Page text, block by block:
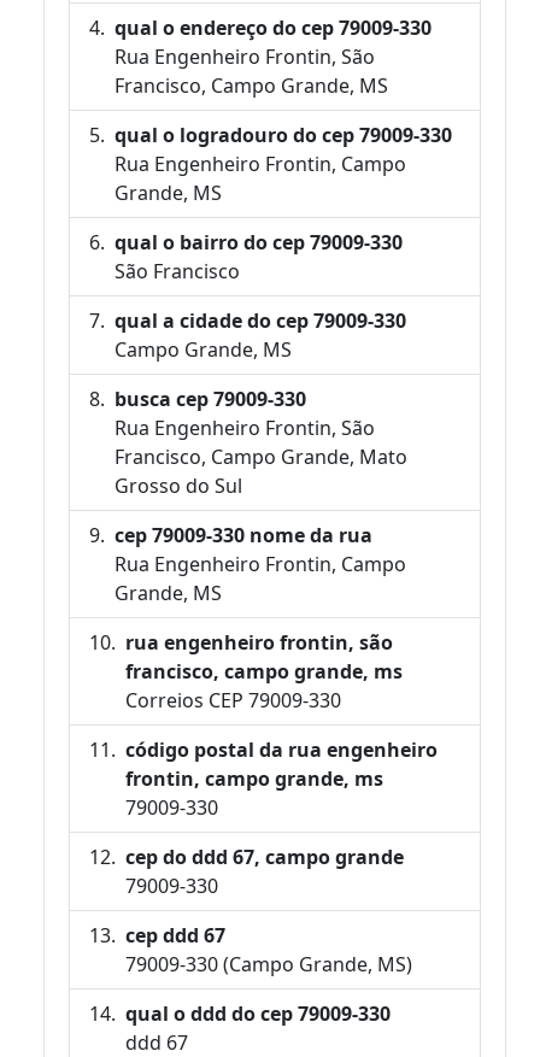
qual o endereço do cep 79009-330
Rua Engenheiro Frontin, São
Francisco, Campo Grande, MS
qual o logradouro do cep 79009-330
Rua Engenheiro Frontin, Campo
Grande, MS
qual o bairro do cep 79009-330
São Francisco
qual a cidade do cep 79009-330
Campo Grande, MS
busca cep 79009-330
Rua Engenheiro Frontin, São
Francisco, Campo Grande, Mato
Grosso do Sul
cep 79009-330 nome da rua
Rua Engenheiro Frontin, Campo
Grande, MS
rua engenheiro frontin, são
francisco, campo grande, ms
Correios CEP 79009-330
código postal da rua engenheiro
frontin, campo grande, ms
79009-330
cep do ddd 67, campo grande
79009-330
cep ddd 67
79009-330 (Campo Grande, MS)
qual o ddd do cep 79009-330
ddd 67